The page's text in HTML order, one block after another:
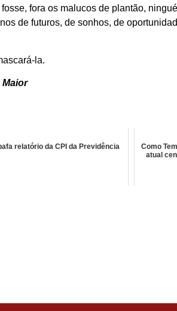
fora os malucos de plantão,
de futuros, de sonhos, de
la.
Maior
relatório da CPI da Previdência
Como
atual